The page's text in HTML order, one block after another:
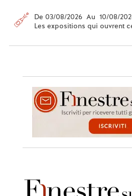
De 03/08/2026 Au 10/08/
Les expositions qui ouvrent